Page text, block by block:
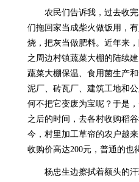
农民们告诉我，过去收完
们拖回家当成柴火做饭用，
烧，把灰当做肥料。近年来
之周边村镇蔬菜大棚的陆续
蔬菜大棚保温、食用菌生产
泥厂、砖瓦厂、建筑工地和
何不把它变废为宝呢？于是
之后的时间，去各村收购稻
今，村里加工草帘的农户越
收购价高达200元，普通的也
杨忠生边擦拭着额头的汗